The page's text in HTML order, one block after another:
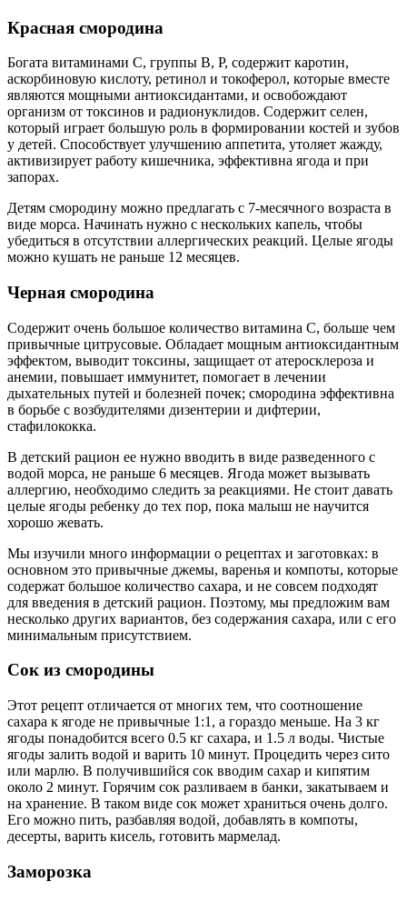
Красная смородина
Богата витаминами С, группы В, Р, содержит каротин,
аскорбиновую кислоту, ретинол и токоферол, которые вместе
являются мощными антиоксидантами, и освобождают
организм от токсинов и радионуклидов. Содержит селен,
который играет большую роль в формировании костей и зубов
у детей. Способствует улучшению аппетита, утоляет жажду,
активизирует работу кишечника, эффективна ягода и при
запорах.
Детям смородину можно предлагать с 7-месячного возраста в
виде морса. Начинать нужно с нескольких капель, чтобы
убедиться в отсутствии аллергических реакций. Целые ягоды
можно кушать не раньше 12 месяцев.
Черная смородина
Содержит очень большое количество витамина С, больше чем
привычные цитрусовые. Обладает мощным антиоксидантным
эффектом, выводит токсины, защищает от атеросклероза и
анемии, повышает иммунитет, помогает в лечении
дыхательных путей и болезней почек; смородина эффективна
в борьбе с возбудителями дизентерии и дифтерии,
стафилококка.
В детский рацион ее нужно вводить в виде разведенного с
водой морса, не раньше 6 месяцев. Ягода может вызывать
аллергию, необходимо следить за реакциями. Не стоит давать
целые ягоды ребенку до тех пор, пока малыш не научится
хорошо жевать.
Мы изучили много информации о рецептах и заготовках: в
основном это привычные джемы, варенья и компоты, которые
содержат большое количество сахара, и не совсем подходят
для введения в детский рацион. Поэтому, мы предложим вам
несколько других вариантов, без содержания сахара, или с его
минимальным присутствием.
Сок из смородины
Этот рецепт отличается от многих тем, что соотношение
сахара к ягоде не привычные 1:1, а гораздо меньше. На 3 кг
ягоды понадобится всего 0.5 кг сахара, и 1.5 л воды. Чистые
ягоды залить водой и варить 10 минут. Процедить через сито
или марлю. В получившийся сок вводим сахар и кипятим
около 2 минут. Горячим сок разливаем в банки, закатываем и
на хранение. В таком виде сок может храниться очень долго.
Его можно пить, разбавляя водой, добавлять в компоты,
десерты, варить кисель, готовить мармелад.
Заморозка